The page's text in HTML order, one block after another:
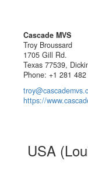
Cascade MVS
Troy Broussard
1705 Gill Rd.
Texas 77539,
Phone: +1 281
https://
USA